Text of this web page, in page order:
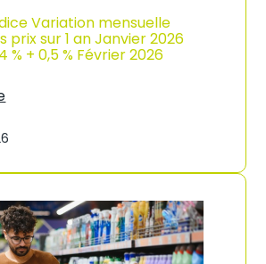
o
n
e
’
m
p
r
t
a
t
i
Variation mensuelle
prix sur 1 an Janvier 2026
% + 0,5 % Février 2026
n
i
e
d
e
s